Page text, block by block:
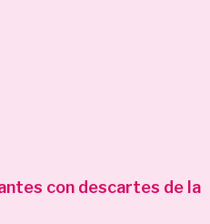
con descartes de la